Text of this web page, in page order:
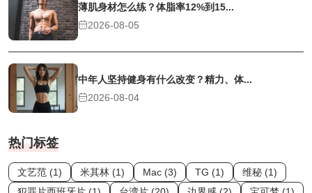
薄肌身材怎么练？体脂率12%到15...
2026-08-05
中年人坚持健身有什么改变？精力、体...
2026-08-04
热门标签
文艺范 (1) 米其林 (1) Mac (3) TG (1)
维秘 (1)